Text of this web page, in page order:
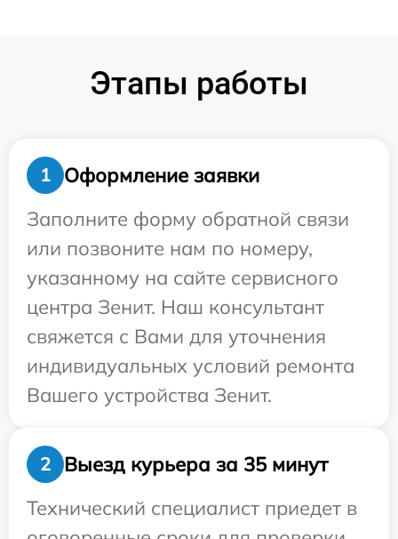
Этапы работы
1
Оформление заявки
Заполните форму обратной связи
или позвоните нам по номеру,
указанному на сайте сервисного
центра Зенит. Наш консультант
свяжется с Вами для уточнения
индивидуальных условий ремонта
Вашего устройства Зенит.
2
Выезд курьера за 35 минут
Технический специалист приедет в